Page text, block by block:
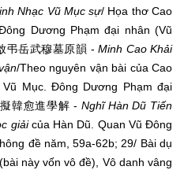
Nhạc Vũ Mục sự/ Họa thơ Cao
Dương Phạm đại nhân (Vũ
弔岳武穆墓原韻 - Minh Cao Khải
/Theo nguyên vận bài của Cao
Mục. Đông Dương Phạm đại
韓愈進學解 - Nghĩ Hàn Dũ Tiến
giảicủa Hàn Dũ. Quan Vũ Đông
đề năm, 59a-62b; 29/ Bài dụ
này vốn vô đề), Vô danh vâng